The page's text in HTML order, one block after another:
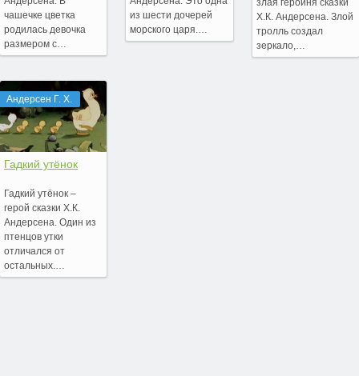
чашечке цветка
родилась девочка
размером с…
Андерсен Г. Х.
Гадкий утёнок
Гадкий утёнок –
герой сказки Х.К.
Андерсена. Один из
птенцов утки
отличался от
остальных.…
из шести дочерей
морского царя.…
злая героиня сказки
Х.К. Андерсена. Злой
тролль создал
зеркало,…